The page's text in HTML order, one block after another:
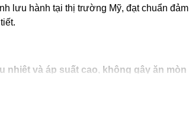
lưu hành tại thị trường Mỹ, đạt chuẩn đảm
nhiệt và áp suất cao, không gây ăn mòn